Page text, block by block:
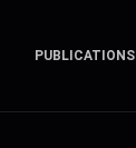
PUBLICATIONS